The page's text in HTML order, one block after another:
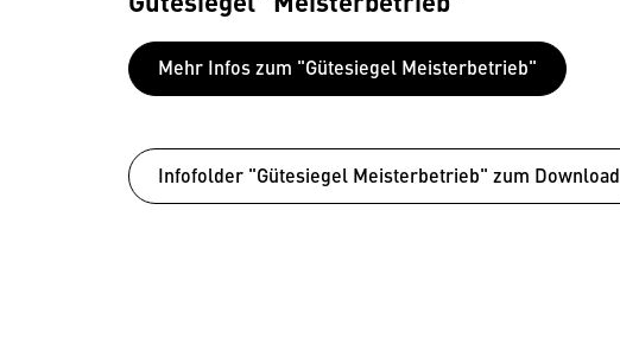
Mehr Infos zum "Gütesiegel Meisterbetrieb"
Infofolder "Gütesiegel Meisterbetrieb" zum Download